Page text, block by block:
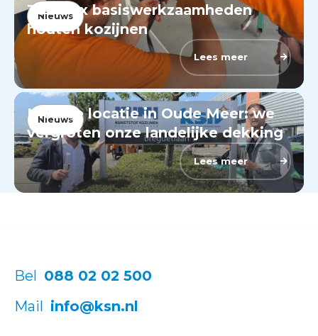
Nieuws
Toolbox basiswerkzaamheden
houten kozijnen
Lees meer
Nieuws
Nieuwe locatie in Oude Meer: we
vergroten onze landelijke dekking
Lees meer
Bel 088 02 02 500
Mail info@ksn.nl